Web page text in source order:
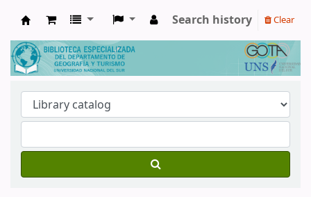
Biblioteca de Geografía y Turismo
Search history Clear